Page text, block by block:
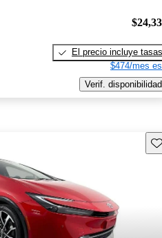
El precio incluye tasas
$474/mes
Verif. disponibilidad